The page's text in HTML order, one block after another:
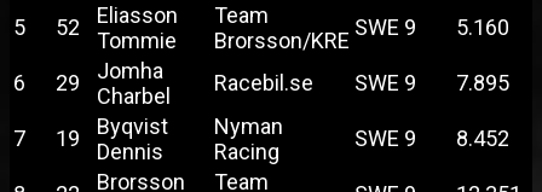
5 52
Eliasson
Tommie
Team
Brorsson/KRE
SWE 9 5.160
6 29
Jomha
Charbel
Racebil.se SWE 9 7.895
7 19
Byqvist
Dennis
Nyman
Racing
SWE 9 8.452
Brorsson
Team